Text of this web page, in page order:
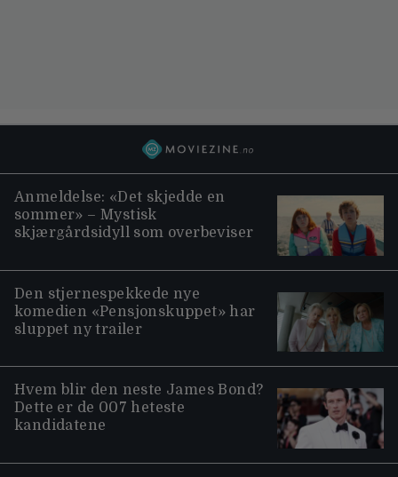
Anmeldelse: «Det skjedde en
sommer» – Mystisk
skjærgårdsidyll som overbeviser
Den stjernespekkede nye
komedien «Pensjonskuppet» har
sluppet ny trailer
Hvem blir den neste James Bond?
Dette er de 007 heteste
kandidatene